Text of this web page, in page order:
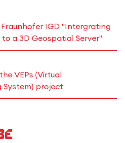
IGD "Intergrating
a 3D Geospatial Server"
VEPs (Virtual
System) project